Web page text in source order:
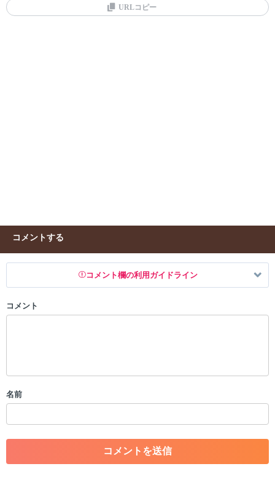
URLコピー
コメントする
コメント欄の利用ガイドライン
以下の書き込みを禁止とし、場合によってはコメント削除や書き込み制
・一度削除された投稿を再び投稿すること
・アカウントの売買など金銭が絡む内容の投稿
・各ゲームのネタバレを含む内容の投稿
・その他、管理者が不適切と判断した投稿
コメント
名前